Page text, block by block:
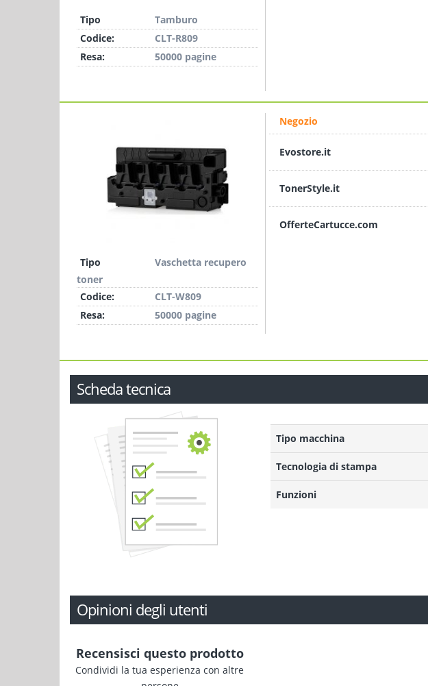
Tipo
Tamburo
Codice:
CLT-R809
Resa:
50000 pagine
Tipo
Vaschetta recupero
toner
Codice:
CLT-W809
Resa:
50000 pagine
Negozio
Evostore.it
TonerStyle.it
OfferteCartucce.com
Scheda tecnica
Tipo macchina
Tecnologia di stampa
Funzioni
Opinioni degli utenti
Recensisci questo prodotto
Condividi la tua esperienza con altre